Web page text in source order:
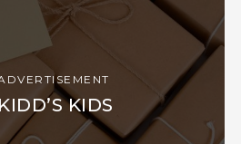
KIDD’S KIDS